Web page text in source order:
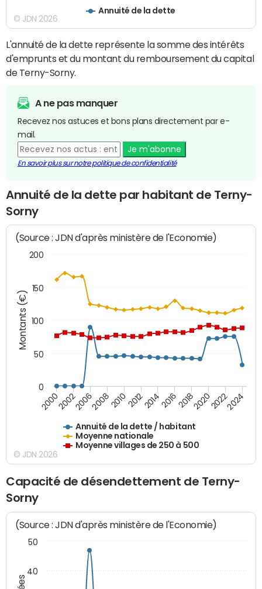
Annuité de la dette
© JDN 2026
L'annuité de la dette représente la somme des intérêts
d'emprunts et du montant du remboursement du capital
de Terny-Sorny.
A ne pas manquer
Recevez nos astuces et bons plans directement par e-
mail.
Je m'abonne
En savoir plus sur notre politique de confidentialité
Annuité de la dette par habitant de Terny-
Sorny
Montants (€)
(Source : JDN d'après ministère de l'Economie)
Annuité de la dette / habitant
Moyenne nationale
Moyenne villages de 250 à 500
200020022006200820102012201420162018202020222024
0
50
100
150
200
© JDN 2026
Capacité de désendettement de Terny-
Sorny
(Source : JDN d'après ministère de l'Economie)
40
50